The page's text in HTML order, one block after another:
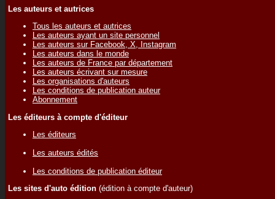
Les auteurs et autrices
Tous les auteurs et autrices
Les auteurs ayant un site personnel
Les auteurs sur Facebook, X, Instagram
Les auteurs dans le monde
Les auteurs de France par département
Les auteurs écrivant sur mesure
Les organisations d'auteurs
Les conditions de publication auteur
Abonnement
Les éditeurs à compte d'éditeur
Les éditeurs
Les auteurs édités
Les conditions de publication éditeur
Les sites d'auto édition (édition à compte d'auteur)